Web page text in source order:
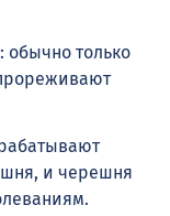
только
и черешня